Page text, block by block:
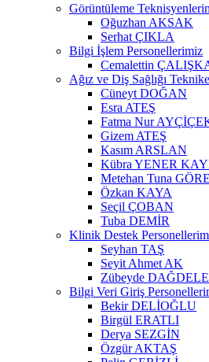
Görüntüleme
Oğuzhan AKSAK
Serhat ÇIKLA
Bilgi İşlem Personellerimiz
Cemalettin
Ağız ve Diş Sağlığı
Cüneyt DOĞAN
Esra ATEŞ
Fatma Nur
Gizem ATEŞ
Kasım ARSLAN
Kübra YENER
Metehan Tuna GÖRE
Özkan KAYA
Seçil ÇOBAN
Tuba DEMİR
Klinik Destek
Seyhan TAŞ
Seyit Ahmet AK
Zübeyde
Bilgi Veri Giriş
Bekir DELİOĞLU
Birgül ERATLI
Derya SEZGİN
Özgür AKTAŞ